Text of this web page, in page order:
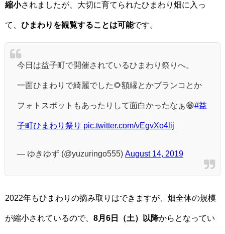
縮小されましたが、大切に育てられたひまわり畑に入っ
て、 ひまわりを観覧することは可能です。
今日は益子町で開催されているひまわり祭りへ。
一面ひまわりで綺麗でした🌻額縁とかブランコとか
フォトスポットもあったりして面白かったなぁ😁#益
子町ひまわり祭り pic.twitter.com/vEgvXo4lij
— ゆきゆず (@yuzuringo555) August 14, 2019
2022年もひまわりの摘み取りはできますが、畑全体の規模
が縮小されているので、 8月6日（土）以降からとなってい